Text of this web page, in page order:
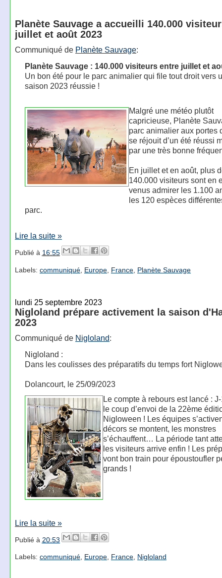
Planète Sauvage a accueilli 140.000
juillet et août 2023
Communiqué de Planète Sauvage:
Planète Sauvage : 140.000 visiteurs entre juillet et
Un bon été pour le parc animalier qui file tout droit vers
saison 2023 réussie !
Malgré une météo plutôt
capricieuse, Planète
parc animalier aux portes
se réjouit d’un été réussi
par une très bonne
En juillet et en août, plus
140.000 visiteurs sont en
venus admirer les 1.100
les 120 espèces
parc.
Lire la suite »
Publié à 16:55
Labels: communiqué, Europe, France, Planète Sauvage
lundi 25 septembre 2023
Nigloland prépare activement la saison
2023
Communiqué de Nigloland:
Nigloland :
Dans les coulisses des préparatifs du temps fort
Dolancourt, le 25/09/2023
Le compte à rebours est lancé :
le coup d’envoi de la 22ème
Nigloween ! Les équipes
décors se montent, les monstres
s’échauffent… La période tant
les visiteurs arrive enfin ! Les
vont bon train pour époustoufler
grands !
Lire la suite »
Publié à 20:53
Labels: communiqué, Europe, France, Nigloland